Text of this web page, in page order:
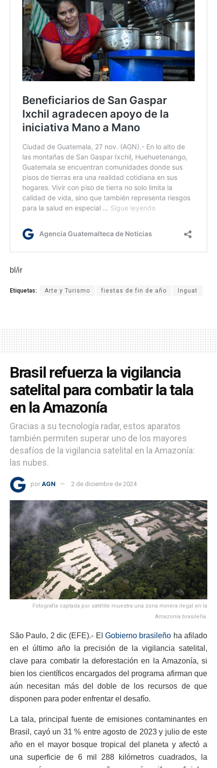
bl/ir
Etiquetas: Arte y Turismo fiestas de fin de año Inguat
Brasil refuerza la vigilancia
satelital para combatir la tala
en la Amazonía
Gracias a su tecnología radar, estos aparatos
también permiten superar uno de los mayores
desafíos de la vigilancia satelital en la Amazonía:
las nubes.
por AGN 2 de diciembre de 2024
Fotografía captada por satélite muestra una zona minera ilegal en la
Amazonía brasileña.
São Paulo, 2 dic (EFE).- El Gobierno brasileño ha afilado
en el último año la precisión de la vigilancia satelital,
clave para combatir la deforestación en la Amazonía, si
bien los científicos encargados del programa afirman que
aún necesitan más del doble de los recursos de que
disponen para poder enfrentar el desafío.
La tala, principal fuente de emisiones contaminantes en
Brasil, cayó un 31 % entre agosto de 2023 y julio de este
año en el mayor bosque tropical del planeta y afectó a
una superficie de 6 mil 288 kilómetros cuadrados, la